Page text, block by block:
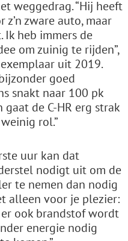
weggedrag. “Hij heeft
zware auto, maar
heb immers de
om zuinig te rijden”,
uit 2019.
goed
snakt naar 100 pk
gaat de C-HR erg strak
rol.”
uur kan dat
nodigt uit om de
te nemen dan nodig
alleen voor je plezier:
ook brandstof wordt
energie nodig